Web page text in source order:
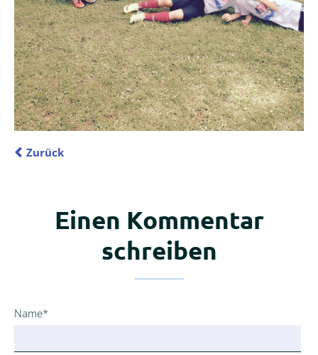
Zurück
Einen Kommentar
schreiben
Pflichtfeld
Name*